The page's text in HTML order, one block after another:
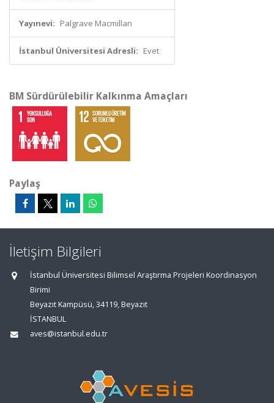
Yayınevi: Palgrave Macmillan
İstanbul Üniversitesi Adresli: Evet
BM Sürdürülebilir Kalkınma Amaçları
Paylaş
İletişim Bilgileri
İstanbul Üniversitesi Bilimsel Araştırma Projeleri Koordinasyon
Birimi
Beyazıt Kampüsü, 34119, Beyazıt
İSTANBUL
aves@istanbul.edu.tr